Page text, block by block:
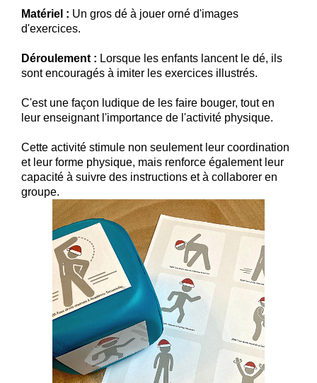
Matériel : Un gros dé à jouer orné d'images
d'exercices.
Déroulement : Lorsque les enfants lancent le dé, ils
sont encouragés à imiter les exercices illustrés.
C'est une façon ludique de les faire bouger, tout en
leur enseignant l'importance de l'activité physique.
Cette activité stimule non seulement leur coordination
et leur forme physique, mais renforce également leur
capacité à suivre des instructions et à collaborer en
groupe.